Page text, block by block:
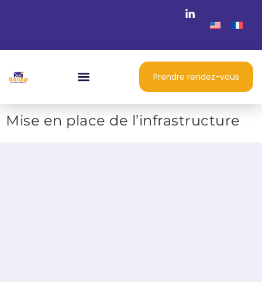
Prendre rendez-vous
Mise en place de l’infrastructure